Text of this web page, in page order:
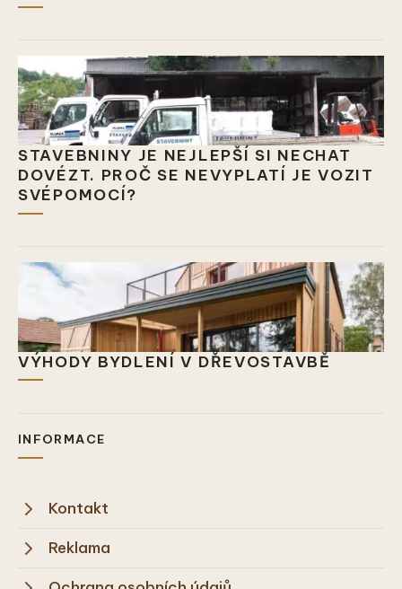
STAVEBNINY JE NEJLEPŠÍ SI NECHAT
DOVÉZT. PROČ SE NEVYPLATÍ JE VOZIT
SVÉPOMOCÍ?
VÝHODY BYDLENÍ V DŘEVOSTAVBĚ
INFORMACE
Kontakt
Reklama